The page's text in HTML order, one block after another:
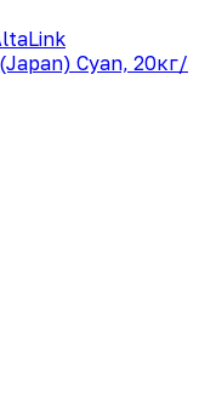
Cyan, 20кг/